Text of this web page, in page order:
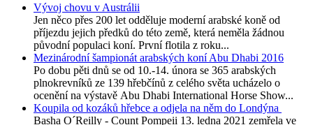
Vývoj chovu v Austrálii
Jen něco přes 200 let odděluje moderní arabské koně od
příjezdu jejich předků do této země, která neměla žádnou
původní populaci koní. První flotila z roku...
Mezinárodní šampionát arabských koní Abu Dhabi 2016
Po dobu pěti dnů se od 10.-14. února se 365 arabských
plnokrevníků ze 139 hřebčínů z celého světa ucházelo o
ocenění na výstavě Abu Dhabi International Horse Show...
Koupila od kozáků hřebce a odjela na něm do Londýna
Basha O´Reilly - Count Pompeii 13. ledna 2021 zemřela ve